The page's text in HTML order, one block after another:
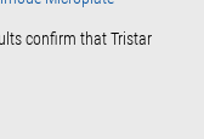
confirm that Tristar